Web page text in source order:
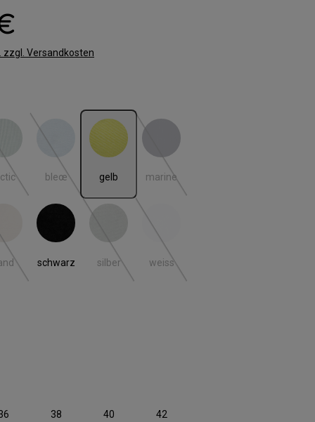
zzgl. Versandkosten
(Diese Option ist zurzeit nicht verfügbar.)
bleœ
bleœ
(Diese Option ist zurzeit nicht verfügbar.)
gelb
gelb
marine
marine
(Diese Option ist zurzeit nicht
(Diese Option ist zurzeit nicht verfügbar.)
schwarz
schwarz
silber
(Diese Option ist zurzeit nicht verfügbar.)
weiss
weiss
(Diese Option ist zurzeit nicht
ist zurzeit nicht verfügbar.)
ist zurzeit nicht verfügbar.)
38 40 42